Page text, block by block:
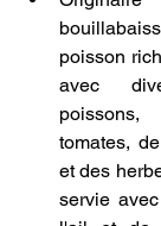
poisson
avec
tomates,
et des
servie